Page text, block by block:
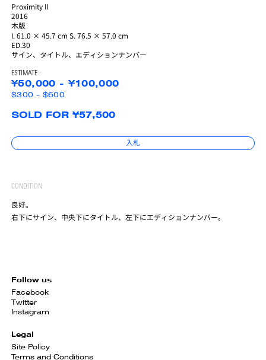
Proximity II
2016
木版
I. 61.0 × 45.7 cm S. 76.5 × 57.0 cm
ED.30
サイン、タイトル、エディションナンバー
ESTIMATE :
¥50,000 - ¥100,000
$300 - $600
SOLD FOR ¥57,500
入札
CONDITION
良好。
右下にサイン、中央下にタイトル、左下にエディションナンバー。
Follow us
Facebook
Twitter
Instagram
Legal
Site Policy
Terms and Conditions